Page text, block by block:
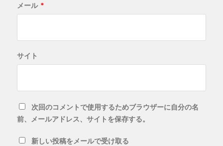
メール *
サイト
次回のコメントで使用するためブラウザーに自分の名
前、メールアドレス、サイトを保存する。
新しい投稿をメールで受け取る